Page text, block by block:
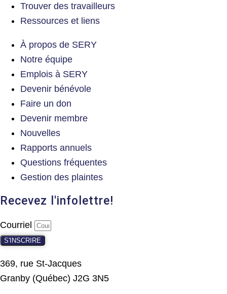
Trouver des travailleurs
Ressources et liens
À propos de SERY
Notre équipe
Emplois à SERY
Devenir bénévole
Faire un don
Devenir membre
Nouvelles
Rapports annuels
Questions fréquentes
Gestion des plaintes
Recevez l'infolettre!
Courriel
S'INSCRIRE
369, rue St-Jacques
Granby (Québec) J2G 3N5